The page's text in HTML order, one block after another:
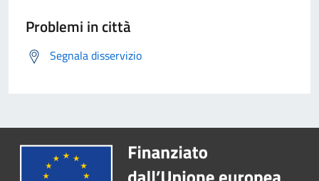
Problemi in città
Segnala disservizio